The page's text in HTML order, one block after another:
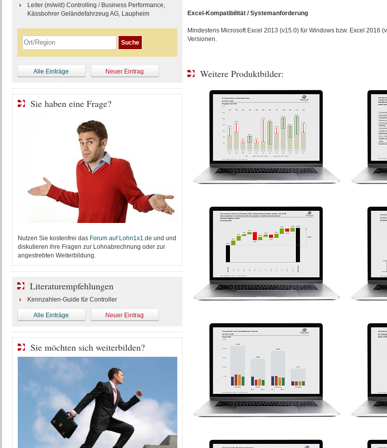
Excel-Kompatibilität / Systemanforderung
Mindestens Microsoft Excel 2013 (v15.0) für Windows bzw. Excel 2016
Versionen.
Weitere Produktbilder:
Leiter (m/w/d) Controlling / Business Performance,
Kässbohrer Geländefahrzeug AG, Laupheim
Alle Einträge Neuer Eintrag
Sie haben eine Frage?
Nutzen Sie kostenfrei das Forum auf Lohn1x1.de und und
diskutieren ihre Fragen zur Lohnabrechnung oder zur
angestrebten Weiterbildung.
Literaturempfehlungen
Kennzahlen-Guide für Controller
Alle Einträge Neuer Eintrag
Sie möchten sich weiterbilden?